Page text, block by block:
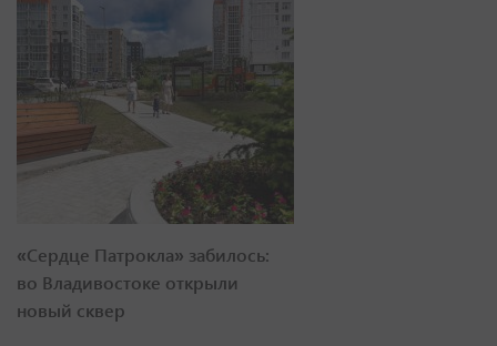
«Сердце Патрокла» забилось:
во Владивостоке открыли
новый сквер